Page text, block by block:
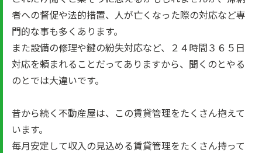
者への督促や法的措置、人が亡くなった際の対応など専
門的な事も多くあります。
また設備の修理や鍵の紛失対応など、２４時間３６５日
対応を頼まれることだってありますから、聞くのとやる
のとでは大違いです。
昔から続く不動産屋は、この賃貸管理をたくさん抱えて
います。
毎月安定して収入の見込める賃貸管理をたくさん持って